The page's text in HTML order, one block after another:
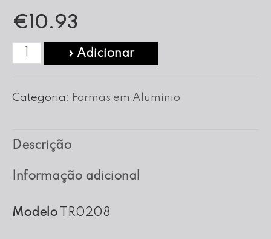
€10.93
Quantidade
Forma
Alumínio
28,5x21x8
» Adicionar
Categoria: Formas em Alumínio
Descrição
Informação adicional
Modelo TR0208